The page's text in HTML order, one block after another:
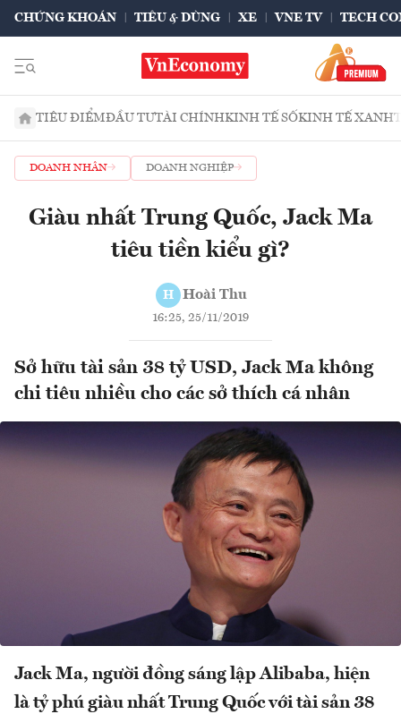
CHỨNG KHOÁN TIÊU & DÙNG XE VNE TV TECH
TIÊU ĐIỂMĐẦU TƯTÀI CHÍNHKINH TẾ SỐKINH TẾ XANH
DOANH NHÂN DOANH NGHIỆP
Giàu nhất Trung Quốc, Jack Ma
tiêu tiền kiểu gì?
H Hoài Thu
16:25, 25/11/2019
Sở hữu tài sản 38 tỷ USD, Jack Ma không
chi tiêu nhiều cho các sở thích cá nhân
Jack Ma, người đồng sáng lập Alibaba, hiện
là tỷ phú giàu nhất Trung Quốc với tài sản 38